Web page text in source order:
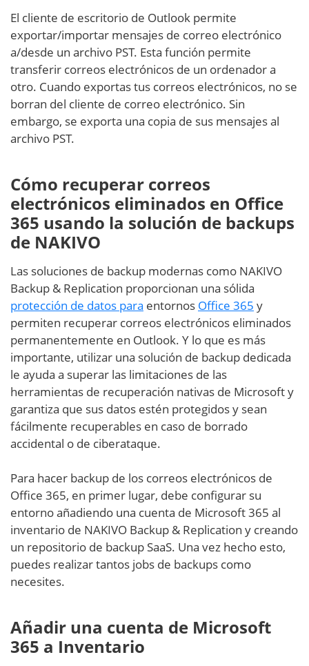
El cliente de escritorio de Outlook permite
exportar/importar mensajes de correo electrónico
a/desde un archivo PST. Esta función permite
transferir correos electrónicos de un ordenador a
otro. Cuando exportas tus correos electrónicos, no se
borran del cliente de correo electrónico. Sin
embargo, se exporta una copia de sus mensajes al
archivo PST.
Cómo recuperar correos
electrónicos eliminados en Office
365 usando la solución de backups
de NAKIVO
Las soluciones de backup modernas como NAKIVO
Backup & Replication proporcionan una sólida
protección de datos para entornos Office 365 y
permiten recuperar correos electrónicos eliminados
permanentemente en Outlook. Y lo que es más
importante, utilizar una solución de backup dedicada
le ayuda a superar las limitaciones de las
herramientas de recuperación nativas de Microsoft y
garantiza que sus datos estén protegidos y sean
fácilmente recuperables en caso de borrado
accidental o de ciberataque.
Para hacer backup de los correos electrónicos de
Office 365, en primer lugar, debe configurar su
entorno añadiendo una cuenta de Microsoft 365 al
inventario de NAKIVO Backup & Replication y creando
un repositorio de backup SaaS. Una vez hecho esto,
puedes realizar tantos jobs de backups como
necesites.
Añadir una cuenta de Microsoft
365 a Inventario